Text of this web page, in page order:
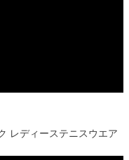
レディーステニスウエア